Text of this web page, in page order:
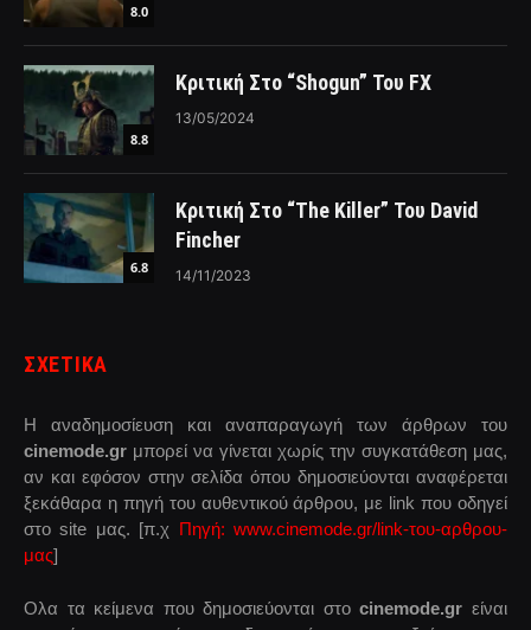
8.0
8.8
Κριτική Στο “Shogun” Του FX
13/05/2024
6.8
Κριτική Στο “The Killer” Του David
Fincher
14/11/2023
ΣΧΕΤΙΚΑ
Η αναδημοσίευση και αναπαραγωγή των άρθρων του
cinemode.gr μπορεί να γίνεται χωρίς την συγκατάθεση μας,
αν και εφόσον στην σελίδα όπου δημοσιεύονται αναφέρεται
ξεκάθαρα η πηγή του αυθεντικού άρθρου, με link που οδηγεί
στο site μας. [π.χ Πηγή: www.cinemode.gr/link-του-αρθρου-
μας]
Ολα τα κείμενα που δημοσιεύονται στοcinemode.gr είναι